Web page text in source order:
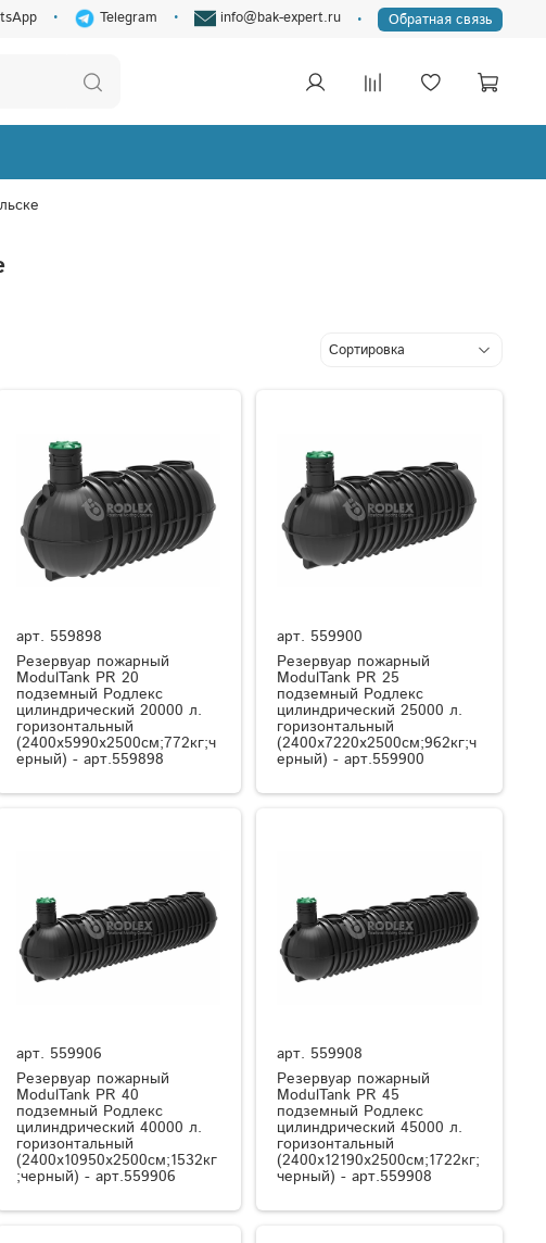
Telegram info@bak-expert.ru Обратная связь
арт. 559898
Резервуар пожарный
ModulTank PR 20
подземный Родлекс
цилиндрический 20000 л.
горизонтальный
(2400x5990x2500см;772кг;ч
ерный) - арт.559898
арт. 559900
Резервуар пожарный
ModulTank PR 25
подземный Родлекс
цилиндрический 25000 л.
горизонтальный
(2400x7220x2500см;962кг;ч
ерный) - арт.559900
арт. 559906
Резервуар пожарный
ModulTank PR 40
подземный Родлекс
цилиндрический 40000 л.
горизонтальный
(2400x10950x2500см;1532кг
;черный) - арт.559906
арт. 559908
Резервуар пожарный
ModulTank PR 45
подземный Родлекс
цилиндрический 45000 л.
горизонтальный
(2400x12190x2500см;1722кг;
черный) - арт.559908